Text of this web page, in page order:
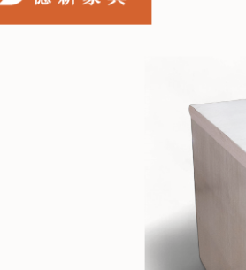
台北
$
$
$
$
因大型傢俱有組裝、配送的問題
會再與您通知，讓你不用整天在
由於百貨公司配送較為不易，故
若您選擇三聯式或索取兩聯式發票，發
送達，如遇國定假日將順延寄送。